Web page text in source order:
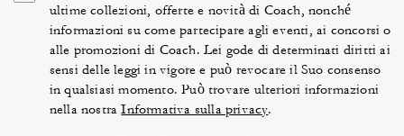
ultime collezioni, offerte e novità di Coach, nonché
informazioni su come partecipare agli eventi, ai concorsi o
alle promozioni di Coach. Lei gode di determinati diritti ai
sensi delle leggi in vigore e può revocare il Suo consenso
in qualsiasi momento. Può trovare ulteriori informazioni
nella nostraInformativa sulla privacy.